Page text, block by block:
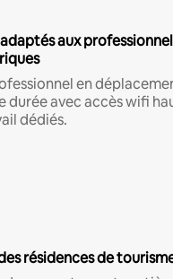
aux
en
durée avec accès wifi
dédiés.
résidences de